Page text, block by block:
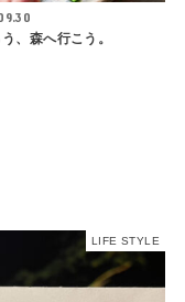
、森へ行こう。
LIFE STYLE